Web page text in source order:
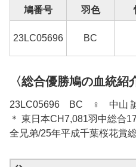
鳩番号 羽色
23LC05696 BC
〈総合優勝鳩の血統紹
23LC05696 BC ♀ 中山 誠
＊ 東日本CH7,081羽中総合
全兄弟/25年平成千葉桜花賞